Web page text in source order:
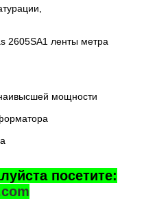
2605SA1 ленты метра
мощности
посетите: